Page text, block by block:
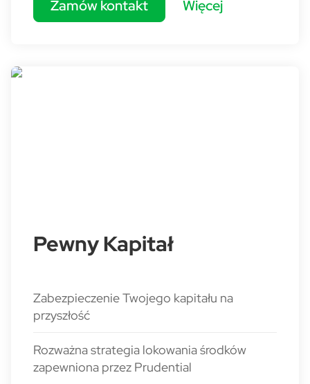
Zamów kontakt Więcej
Pewny Kapitał
Zabezpieczenie Twojego kapitału na
przyszłość
Rozważna strategia lokowania środków
zapewniona przez Prudential